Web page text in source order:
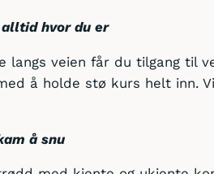
hvor du er
langs veien får du tilgang til
å holde stø kurs helt inn.
å snu